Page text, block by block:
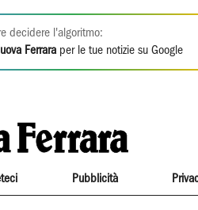
decidere l'algoritmo:
Ferrara per le tue notizie su Google
Pubblicità